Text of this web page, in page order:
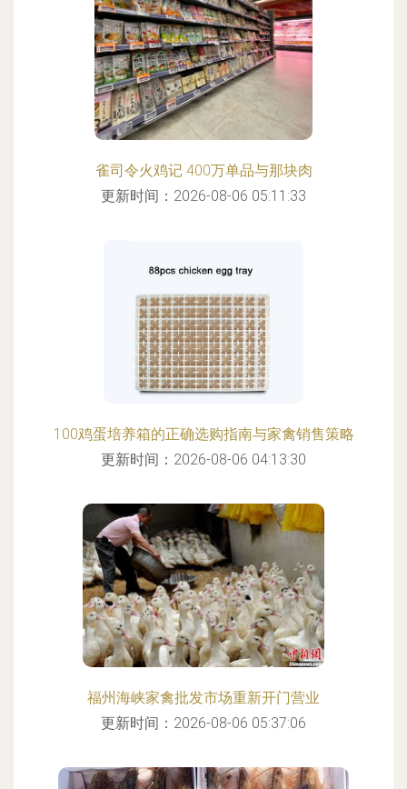
雀司令火鸡记 400万单品与那块肉
更新时间：2026-08-06 05:11:33
100鸡蛋培养箱的正确选购指南与家禽销售策略
更新时间：2026-08-06 04:13:30
福州海峡家禽批发市场重新开门营业
更新时间：2026-08-06 05:37:06